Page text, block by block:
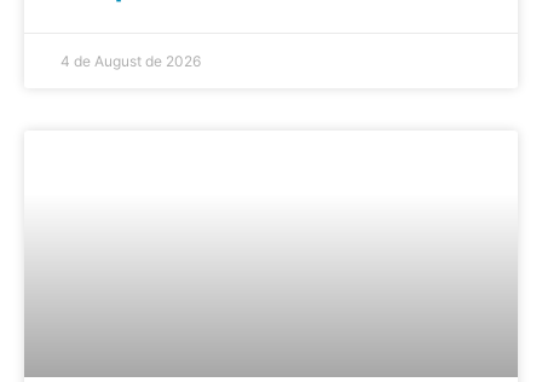
4 de August de 2026